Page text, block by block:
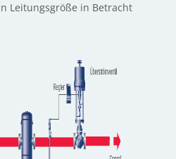
Leitungsgröße in Betracht